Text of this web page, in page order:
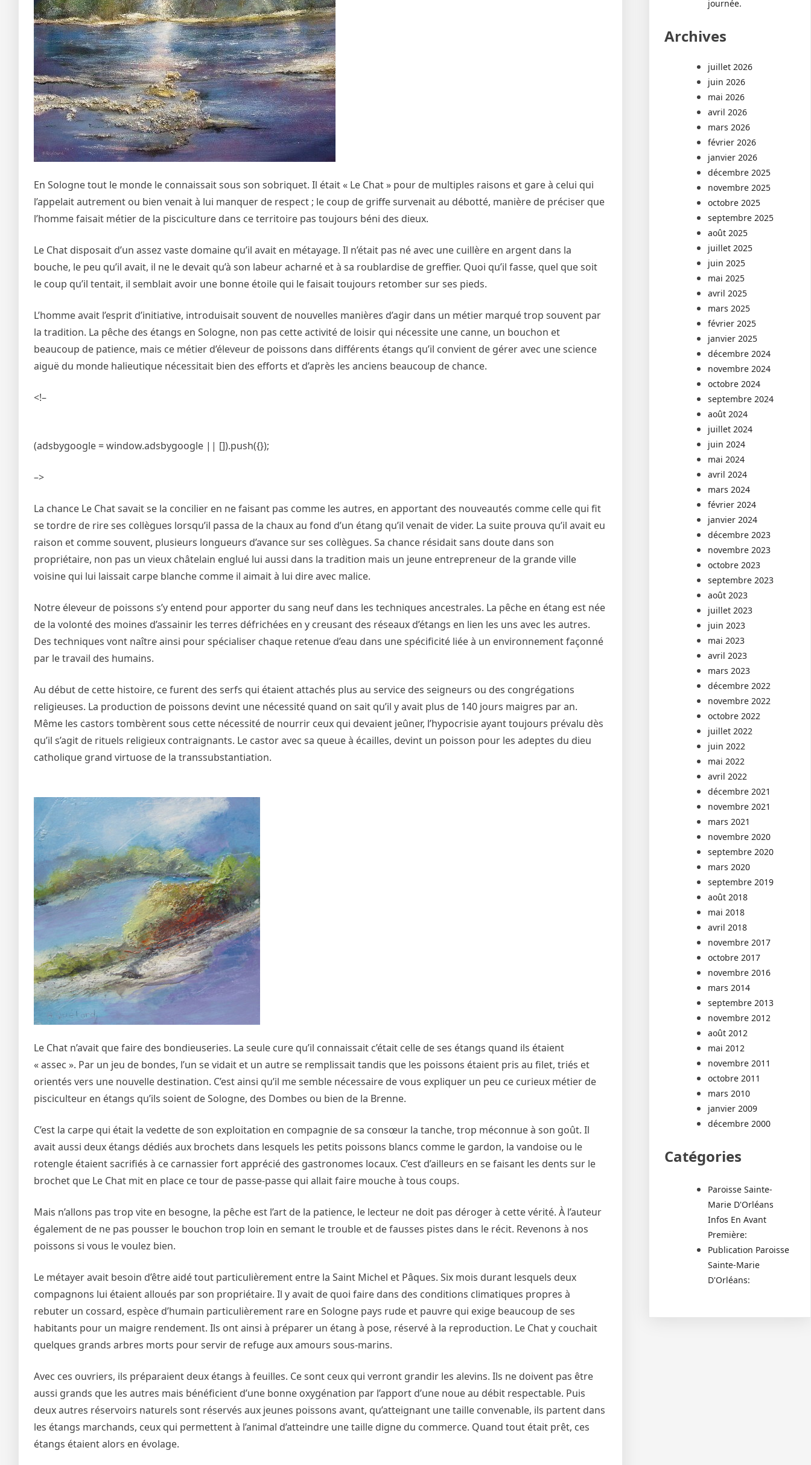
En Sologne tout le monde le connaissait sous son sobriquet. Il était « Le Chat » pour de multiples raisons et gare à celui qui
l’appelait autrement ou bien venait à lui manquer de respect ; le coup de griffe survenait au débotté, manière de préciser que
l’homme faisait métier de la pisciculture dans ce territoire pas toujours béni des dieux.
Le Chat disposait d’un assez vaste domaine qu’il avait en métayage. Il n’était pas né avec une cuillère en argent dans la
bouche, le peu qu’il avait, il ne le devait qu’à son labeur acharné et à sa roublardise de greffier. Quoi qu’il fasse, quel que soit
le coup qu’il tentait, il semblait avoir une bonne étoile qui le faisait toujours retomber sur ses pieds.
L’homme avait l’esprit d’initiative, introduisait souvent de nouvelles manières d’agir dans un métier marqué trop souvent par
la tradition. La pêche des étangs en Sologne, non pas cette activité de loisir qui nécessite une canne, un bouchon et
beaucoup de patience, mais ce métier d’éleveur de poissons dans différents étangs qu’il convient de gérer avec une science
aiguë du monde halieutique nécessitait bien des efforts et d’après les anciens beaucoup de chance.
<!–
(adsbygoogle = window.adsbygoogle || []).push({});
–>
La chance Le Chat savait se la concilier en ne faisant pas comme les autres, en apportant des nouveautés comme celle qui fit
se tordre de rire ses collègues lorsqu’il passa de la chaux au fond d’un étang qu’il venait de vider. La suite prouva qu’il avait eu
raison et comme souvent, plusieurs longueurs d’avance sur ses collègues. Sa chance résidait sans doute dans son
propriétaire, non pas un vieux châtelain englué lui aussi dans la tradition mais un jeune entrepreneur de la grande ville
voisine qui lui laissait carpe blanche comme il aimait à lui dire avec malice.
Notre éleveur de poissons s’y entend pour apporter du sang neuf dans les techniques ancestrales. La pêche en étang est née
de la volonté des moines d’assainir les terres défrichées en y creusant des réseaux d’étangs en lien les uns avec les autres.
Des techniques vont naître ainsi pour spécialiser chaque retenue d’eau dans une spécificité liée à un environnement façonné
par le travail des humains.
Au début de cette histoire, ce furent des serfs qui étaient attachés plus au service des seigneurs ou des congrégations
religieuses. La production de poissons devint une nécessité quand on sait qu’il y avait plus de 140 jours maigres par an.
Même les castors tombèrent sous cette nécessité de nourrir ceux qui devaient jeûner, l’hypocrisie ayant toujours prévalu dès
qu’il s’agit de rituels religieux contraignants. Le castor avec sa queue à écailles, devint un poisson pour les adeptes du dieu
catholique grand virtuose de la transsubstantiation.
Le Chat n’avait que faire des bondieuseries. La seule cure qu’il connaissait c’était celle de ses étangs quand ils étaient
« assec ». Par un jeu de bondes, l’un se vidait et un autre se remplissait tandis que les poissons étaient pris au filet, triés et
orientés vers une nouvelle destination. C’est ainsi qu’il me semble nécessaire de vous expliquer un peu ce curieux métier de
pisciculteur en étangs qu’ils soient de Sologne, des Dombes ou bien de la Brenne.
C’est la carpe qui était la vedette de son exploitation en compagnie de sa consœur la tanche, trop méconnue à son goût. Il
avait aussi deux étangs dédiés aux brochets dans lesquels les petits poissons blancs comme le gardon, la vandoise ou le
rotengle étaient sacrifiés à ce carnassier fort apprécié des gastronomes locaux. C’est d’ailleurs en se faisant les dents sur le
brochet que Le Chat mit en place ce tour de passe-passe qui allait faire mouche à tous coups.
Mais n’allons pas trop vite en besogne, la pêche est l’art de la patience, le lecteur ne doit pas déroger à cette vérité. À l’auteur
également de ne pas pousser le bouchon trop loin en semant le trouble et de fausses pistes dans le récit. Revenons à nos
poissons si vous le voulez bien.
Le métayer avait besoin d’être aidé tout particulièrement entre la Saint Michel et Pâques. Six mois durant lesquels deux
compagnons lui étaient alloués par son propriétaire. Il y avait de quoi faire dans des conditions climatiques propres à
rebuter un cossard, espèce d’humain particulièrement rare en Sologne pays rude et pauvre qui exige beaucoup de ses
habitants pour un maigre rendement. Ils ont ainsi à préparer un étang à pose, réservé à la reproduction. Le Chat y couchait
quelques grands arbres morts pour servir de refuge aux amours sous-marins.
Avec ces ouvriers, ils préparaient deux étangs à feuilles. Ce sont ceux qui verront grandir les alevins. Ils ne doivent pas être
aussi grands que les autres mais bénéficient d’une bonne oxygénation par l’apport d’une noue au débit respectable. Puis
deux autres réservoirs naturels sont réservés aux jeunes poissons avant, qu’atteignant une taille convenable, ils partent dans
les étangs marchands, ceux qui permettent à l’animal d’atteindre une taille digne du commerce. Quand tout était prêt, ces
étangs étaient alors en évolage.
journée.
Archives
juillet 2026
juin 2026
mai 2026
avril 2026
mars 2026
février 2026
janvier 2026
décembre 2025
novembre 2025
octobre 2025
septembre 2025
août 2025
juillet 2025
juin 2025
mai 2025
avril 2025
mars 2025
février 2025
janvier 2025
décembre 2024
novembre 2024
octobre 2024
septembre 2024
août 2024
juillet 2024
juin 2024
mai 2024
avril 2024
mars 2024
février 2024
janvier 2024
décembre 2023
novembre 2023
octobre 2023
septembre 2023
août 2023
juillet 2023
juin 2023
mai 2023
avril 2023
mars 2023
décembre 2022
novembre 2022
octobre 2022
juillet 2022
juin 2022
mai 2022
avril 2022
décembre 2021
novembre 2021
mars 2021
novembre 2020
septembre 2020
mars 2020
septembre 2019
août 2018
mai 2018
avril 2018
novembre 2017
octobre 2017
novembre 2016
mars 2014
septembre 2013
novembre 2012
août 2012
mai 2012
novembre 2011
octobre 2011
mars 2010
janvier 2009
décembre 2000
Catégories
Paroisse Sainte-
Marie D'Orléans
Infos En Avant
Première:
Publication Paroisse
Sainte-Marie
D'Orléans: